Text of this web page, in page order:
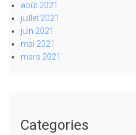
août 2021
juillet 2021
juin 2021
mai 2021
mars 2021
Categories